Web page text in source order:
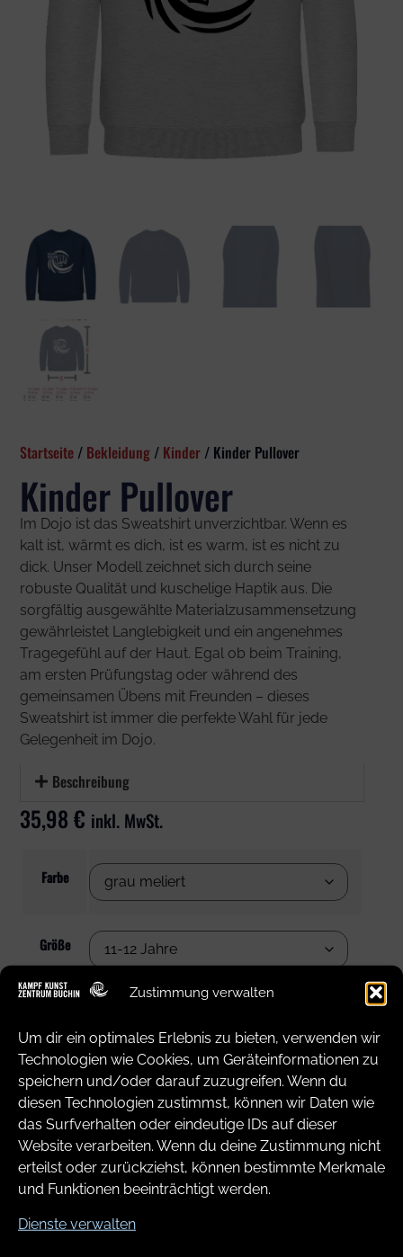
Zustimmung verwalten
Um dir ein optimales Erlebnis zu bieten, verwenden wir
Technologien wie Cookies, um Geräteinformationen zu
speichern und/oder darauf zuzugreifen. Wenn du
diesen Technologien zustimmst, können wir Daten wie
das Surfverhalten oder eindeutige IDs auf dieser
Website verarbeiten. Wenn du deine Zustimmung nicht
erteilst oder zurückziehst, können bestimmte Merkmale
und Funktionen beeinträchtigt werden.
Dienste verwalten
Startseite / Bekleidung / Kinder / Kinder Pullover
Kinder Pullover
Im Dojo ist das Sweatshirt unverzichtbar. Wenn es
kalt ist, wärmt es dich, ist es warm, ist es nicht zu
dick. Unser Modell zeichnet sich durch seine
robuste Qualität und kuschelige Haptik aus. Die
sorgfältig ausgewählte Materialzusammensetzung
gewährleistet Langlebigkeit und ein angenehmes
Tragegefühl auf der Haut. Egal ob beim Training,
am ersten Prüfungstag oder während des
gemeinsamen Übens mit Freunden – dieses
Sweatshirt ist immer die perfekte Wahl für jede
Gelegenheit im Dojo.
Beschreibung
35,98€ inkl. MwSt.
Farbe
Größe
Leeren
In den Warenkorb